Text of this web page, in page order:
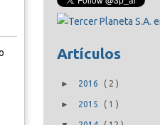
Artículos
► 2016 ( 2)
► 2015 ( 1)